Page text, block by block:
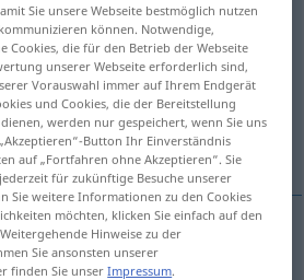
t <-ete;ohnege>
anklicken/antippen)
Gesundheit
Sie unsere Webseite bestmöglich nutzen
können. Notwendige,
Cookies, die für den Betrieb der Webseite
unserer Webseite erforderlich sind,
Vorauswahl immer auf Ihrem Endgerät
und Cookies, die der Bereitstellung
werden nur gespeichert, wenn Sie uns
Button Ihr Einverständnis
auf „Fortfahren ohne Akzeptieren“. Sie
für zukünftige Besuche unserer
Sie weitere Informationen zu den Cookies
möchten, klicken Sie einfach auf den
Hinweise zu der
Sie ansonsten unserer
finden Sie unserImpressum.